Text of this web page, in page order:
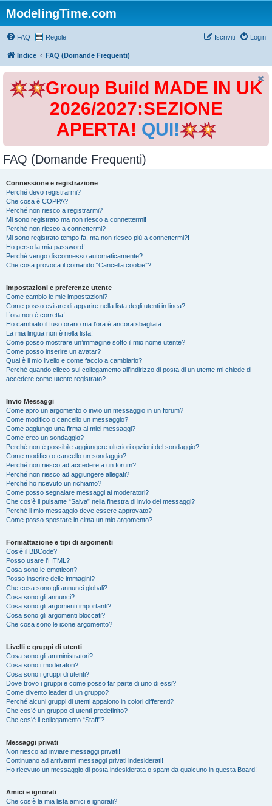
ModelingTime.com
FAQ Regole Login
Iscriviti
Indice FAQ (Domande Frequenti)
Group Build MADE IN UK
2026/2027:SEZIONE
APERTA! QUI!
FAQ (Domande Frequenti)
Connessione e registrazione
Perché devo registrarmi?
Che cosa è COPPA?
Perché non riesco a registrarmi?
Mi sono registrato ma non riesco a connettermi!
Perché non riesco a connettermi?
Mi sono registrato tempo fa, ma non riesco più a connettermi?!
Ho perso la mia password!
Perché vengo disconnesso automaticamente?
Che cosa provoca il comando “Cancella cookie”?
Impostazioni e preferenze utente
Come cambio le mie impostazioni?
Come posso evitare di apparire nella lista degli utenti in linea?
L’ora non è corretta!
Ho cambiato il fuso orario ma l’ora è ancora sbagliata
La mia lingua non è nella lista!
Come posso mostrare un’immagine sotto il mio nome utente?
Come posso inserire un avatar?
Qual è il mio livello e come faccio a cambiarlo?
Perché quando clicco sul collegamento all’indirizzo di posta di un utente mi chiede di
accedere come utente registrato?
Invio Messaggi
Come apro un argomento o invio un messaggio in un forum?
Come modifico o cancello un messaggio?
Come aggiungo una firma ai miei messaggi?
Come creo un sondaggio?
Perché non è possibile aggiungere ulteriori opzioni del sondaggio?
Come modifico o cancello un sondaggio?
Perché non riesco ad accedere a un forum?
Perché non riesco ad aggiungere allegati?
Perché ho ricevuto un richiamo?
Come posso segnalare messaggi ai moderatori?
Che cos’è il pulsante “Salva” nella finestra di invio dei messaggi?
Perché il mio messaggio deve essere approvato?
Come posso spostare in cima un mio argomento?
Formattazione e tipi di argomenti
Cos’è il BBCode?
Posso usare l’HTML?
Cosa sono le emoticon?
Posso inserire delle immagini?
Che cosa sono gli annunci globali?
Cosa sono gli annunci?
Cosa sono gli argomenti importanti?
Cosa sono gli argomenti bloccati?
Che cosa sono le icone argomento?
Livelli e gruppi di utenti
Cosa sono gli amministratori?
Cosa sono i moderatori?
Cosa sono i gruppi di utenti?
Dove trovo i gruppi e come posso far parte di uno di essi?
Come divento leader di un gruppo?
Perché alcuni gruppi di utenti appaiono in colori differenti?
Che cos’è un gruppo di utenti predefinito?
Che cos’è il collegamento “Staff”?
Messaggi privati
Non riesco ad inviare messaggi privati!
Continuano ad arrivarmi messaggi privati indesiderati!
Ho ricevuto un messaggio di posta indesiderata o spam da qualcuno in questa Board!
Amici e ignorati
Che cos’è la mia lista amici e ignorati?